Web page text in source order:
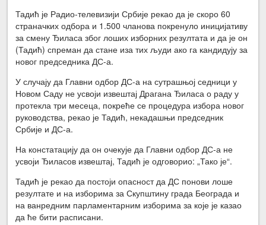
Тадић је Радио-телевизији Србије рекао да је скоро 60
страначких одбора и 1.500 чланова покренуло иницијативу
за смену Ђиласа због лоших изборних резултата и да је он
(Тадић) спреман да стане иза тих људи ако га кандидују за
новог председника ДС-а.
У случају да Главни одбор ДС-а на сутрашњој седници у
Новом Саду не усвоји извештај Драгана Ђиласа о раду у
протекла три месеца, покреће се процедура избора новог
руководства, рекао је Тадић, некадашњи председник
Србије и ДС-а.
На констатацију да он очекује да Главни одбор ДС-а не
усвоји Ђиласов извештај, Тадић је одговорио: „Тако је“.
Тадић је рекао да постоји опасност да ДС понови лоше
резултате и на изборима за Скупштину града Београда и
на ванредним парламентарним изборима за које је казао
да ће бити расписани.